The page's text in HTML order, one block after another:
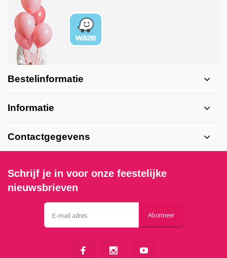
Bestelinformatie
Informatie
Contactgegevens
Schrijf je in voor onze feestelijke
nieuwsbrieven
Abonneer